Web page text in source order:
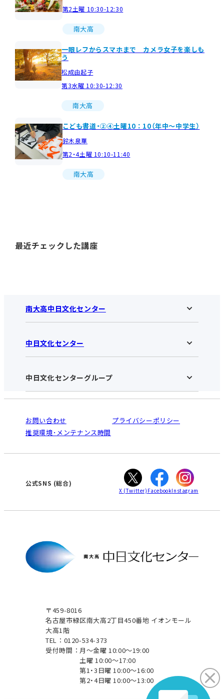
第2土曜 10:30-12:30
南大高
一眼レフからスマホまで カメラ女子を楽しも
う
松成由起子
第3水曜 10:30-12:30
南大高
こども書道・②④土曜10：10（年中～中学生）
鈴木泉華
第2・4土曜 10:10-11:40
南大高
最近チェックした講座
南大高中日文化センター
南大高中日文化センターHOME
お知らせ
アクセス･営業時間
お申し込みの流れ
入会と受講のご案内
中日文化センター
中日文化センターHOME
中日文化センターとは
受講規約・会員特典
ご利用ガイド
オンライン講座受講の手順
WEBサイトのよくある質問
中日文化センターグループ
南大高
犬山
高蔵寺
大垣
津
お問い合わせ
プライバシーポリシー
推奨環境･メンテナンス時間
〒459-8016
名古屋市緑区南大高2丁目450番地 イオンモール
大高1階
TEL：0120-534-373
受付時間： 月～金曜 10:00～19:00
土曜 10:00～17:00
第1・3日曜 10:00～16:00
第2・4日曜 10:00～13:00
公式SNS (総合)
X (Twitter) FacebookInstagram